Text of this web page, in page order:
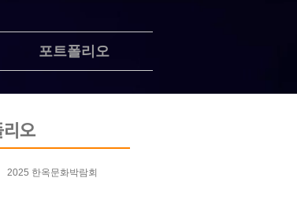
포트폴리오
오
2025 한옥문화박람회